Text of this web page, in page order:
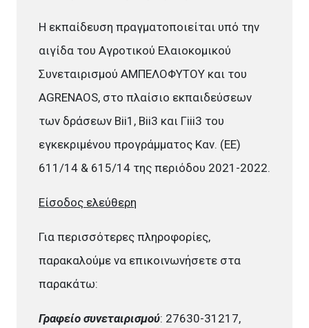
Η εκπαίδευση πραγματοποιείται υπό την
αιγίδα του Αγροτικού Ελαιοκομικού
Συνεταιρισμού ΑΜΠΕΛΟΦΥΤΟΥ και του
ΑGRENAOS, στο πλαίσιο εκπαιδεύσεων
των δράσεων Bii1, Bii3 και Γiii3 του
εγκεκριμένου προγράμματος Καν. (ΕΕ)
611/14 & 615/14 της περιόδου 2021-2022.
Είσοδος ελεύθερη
Για περισσότερες πληροφορίες,
παρακαλούμε να επικοινωνήσετε στα
παρακάτω:
Γραφείο συνεταιρισμού: 27630-31217,